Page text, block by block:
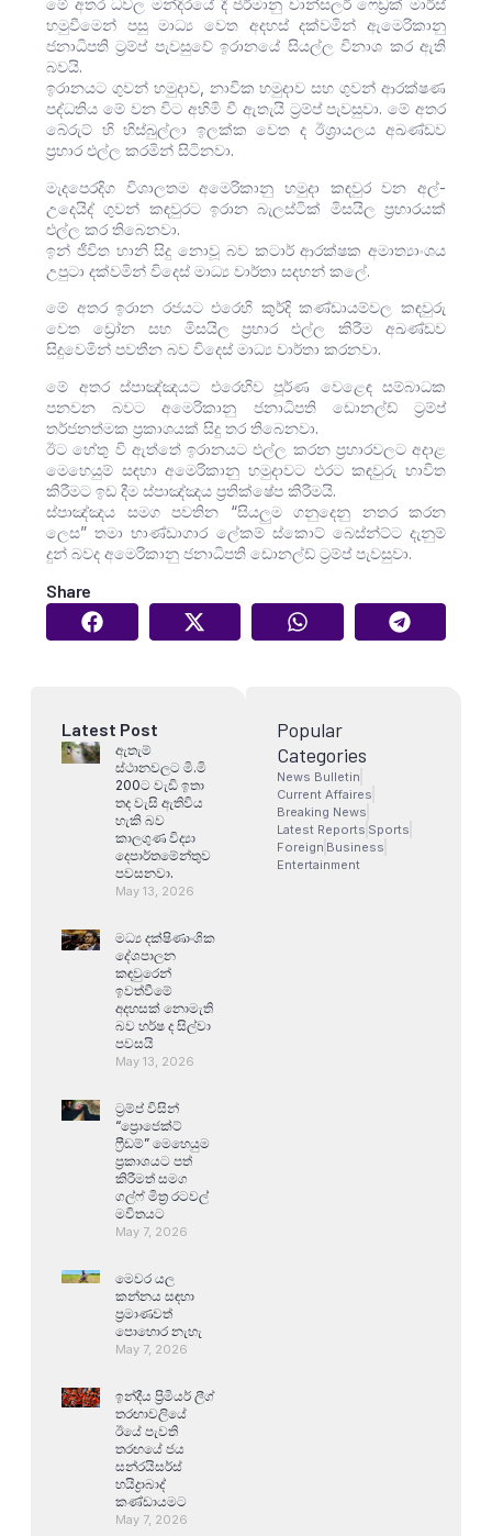
මේ අතර ධවල මන්දිරයේ දී ජර්මානු චාන්සලර් ෆෙඩ්‍රක් මාර්ස්
හමුවීමෙන් පසු මාධ්‍ය වෙත අදහස් දක්වමින් ඇමෙරිකානු
ජනාධිපති ට්‍රම්ප් පැවසුවේ ඉරානයේ සියල්ල විනාශ කර ඇති
බවයි.
ඉරානයට ගුවන් හමුදාව, නාවික හමුදාව සහ ගුවන් ආරක්ෂණ
පද්ධතිය මේ වන විට අහිමි වී ඇතැයි ට්‍රම්ප් පැවසුවා. මේ අතර
බේරුට් හි හිස්බුල්ලා ඉලක්ක වෙත ද ඊශ්‍රායලය අඛණ්ඩව
ප්‍රහාර එල්ල කරමින් සිටිනවා.
මැදපෙරදිග විශාලතම අමෙරිකානු හමුදා කඳවුර වන අල්-
උදෙයිද් ගුවන් කඳවුරට ඉරාන බැලස්ටික් මිසයිල ප්‍රහාරයක්
එල්ල කර තිබෙනවා.
ඉන් ජීවිත හානි සිදු නොවූ බව කටාර් ආරක්ෂක අමාත්‍යාංශය
උපුටා දක්වමින් විදෙස් මාධ්‍ය වාර්තා සදහන් කලේ.
මේ අතර ඉරාන රජයට එරෙහි කුර්දි කණ්ඩායම්වල කඳවුරු
වෙත ඩ්‍රෝන සහ මිසයිල ප්‍රහාර එල්ල කිරීම අඛණ්ඩව
සිදුවෙමින් පවතීන බව විදෙස් මාධ්‍ය වාර්තා කරනවා.
මේ අතර ස්පාඤ්ඤයට එරෙහිව පූර්ණ වෙළෙඳ සම්බාධක
පනවන බවට අමෙරිකානු ජනාධිපති ඩොනල්ඩ් ට්‍රම්ප්
තර්ජනත්මක ප්‍රකාශයක් සිදු තර තිබෙනවා.
ඊට හේතු වි ඇත්තේ ඉරානයට එල්ල කරන ප්‍රහාරවලට අදාළ
මෙහෙයුම් සඳහා අමෙරිකානු හමුදාවට එරට කඳවුරු භාවිත
කිරීමට ඉඩ දීම ස්පාඤ්ඤය ප්‍රතික්ෂේප කිරීමයි.
ස්පාඤ්ඤය සමග පවතින “සියලුම ගනුදෙනු නතර කරන
ලෙස” තමා භාණ්ඩාගාර ලේකම් ස්කොට් බෙස්න්ට්ට දැනුම්
දුන් බවද අමෙරිකානු ජනාධිපති ඩොනල්ඩ් ට්‍රම්ප් පැවසුවා.
Share
Latest Post
ඇතැම්
ස්ථානවලට මි.මි
200ට වැඩි ඉතා
තද වැසි ඇතිවිය
හැකි බව
කාලගුණ විද්‍යා
දෙපාර්තමේන්තුව
පවසනවා.
May 13, 2026
මධ්‍ය දක්ෂිණාංශික
දේශපාලන
කඳවුරෙන්
ඉවත්වීමේ
අදහසක් නොමැති
බව හර්ෂ ද සිල්වා
පවසයි
May 13, 2026
ට්‍රම්ප් විසින්
“ප්‍රොජෙක්ට්
ෆ්‍රීඩම්” මෙහෙයුම
ප්‍රකාශයට පත්
කිරීමත් සමග
ගල්ෆ් මිත්‍ර රටවල්
මවිතයට
May 7, 2026
මෙවර යල
කන්නය සඳහා
ප්‍රමාණවත්
පොහොර නැහැ
May 7, 2026
ඉන්දීය ප්‍රිමියර් ලීග්
තරඟාවලියේ
ඊයේ පැවති
තරඟයේ ජය
සන්රයිසර්ස්
හයිද්‍රාබාද්
කණ්ඩායමට
May 7, 2026
Popular
Categories
News Bulletin
Current Affaires
Breaking News
Latest Reports Sports
Foreign Business
Entertainment